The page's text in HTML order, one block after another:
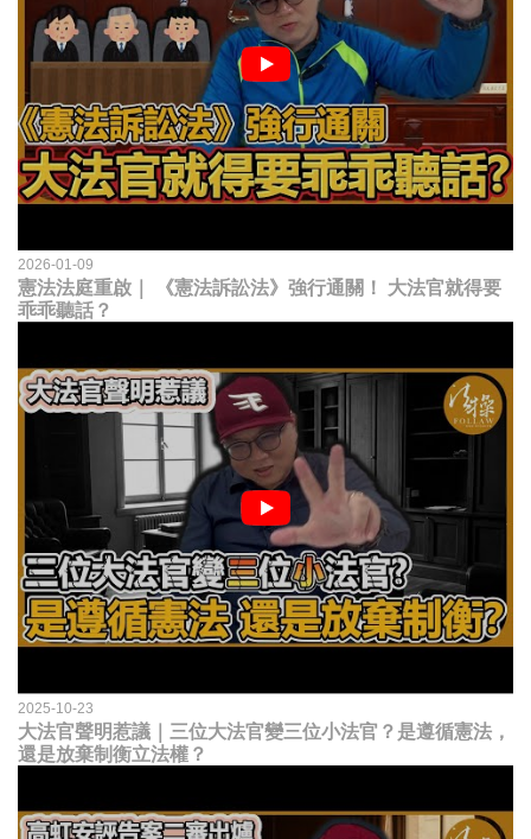
2026-01-09
憲法法庭重啟｜ 《憲法訴訟法》強行通關！ 大法官就得要
乖乖聽話？
2025-10-23
大法官聲明惹議｜三位大法官變三位小法官？是遵循憲法，
還是放棄制衡立法權？